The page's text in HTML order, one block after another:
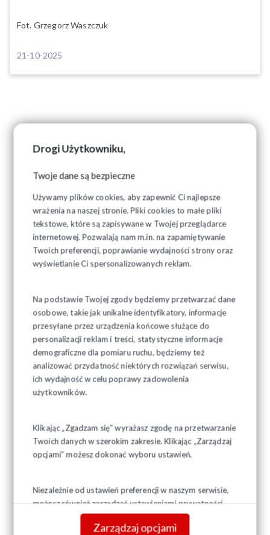
Drogi Użytkowniku,
Twoje dane są bezpieczne
Używamy plików cookies, aby zapewnić Ci najlepsze
wrażenia na naszej stronie. Pliki cookies to małe pliki
tekstowe, które są zapisywane w Twojej przeglądarce
internetowej. Pozwalają nam m.in. na zapamiętywanie
Twoich preferencji, poprawianie wydajności strony oraz
wyświetlanie Ci spersonalizowanych reklam.
Na podstawie Twojej zgody będziemy przetwarzać dane
osobowe, takie jak unikalne identyfikatory, informacje
przesyłane przez urządzenia końcowe służące do
personalizacji reklam i treści, statystyczne informacje
demograficzne dla pomiaru ruchu, będziemy też
analizować przydatność niektórych rozwiązań serwisu,
ich wydajność w celu poprawy zadowolenia
użytkowników.
Klikając „Zgadzam się” wyrażasz zgodę na przetwarzanie
Twoich danych w szerokim zakresie. Klikając „Zarządzaj
opcjami” możesz dokonać wyboru ustawień.
Niezależnie od ustawień preferencji w naszym serwisie,
możesz również zarządzać ustawieniami prywatności
swojej przeglądarki. Więcej informacji o przetwarzaniu
danych znajdziesz wPolityce prywatności.
Zarządzaj opcjami
Fot. Grzegorz Waszczuk
21-10-2025